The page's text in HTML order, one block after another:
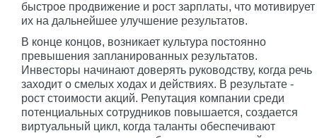
быстрое продвижение и рост зарплаты, что мотивирует
их на дальнейшее улучшение результатов.
В конце концов, возникает культура постоянно
превышения запланированных результатов.
Инвесторы начинают доверять руководству, когда речь
заходит о смелых ходах и действиях. В результате -
рост стоимости акций. Репутация компании среди
потенциальных сотрудников повышается, создается
виртуальный цикл, когда таланты обеспечивают